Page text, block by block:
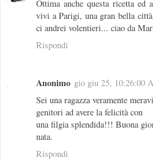
Ottima anche questa ricetta
vivi a Parigi, una gran bella
ci andrei volentieri... ciao da
Rispondi
Anonimo gio giu 25, 10:26:00
Sei una ragazza veramente
genitori ad avere la felicità con
una filgia splendida!!! Buona
nata.
Rispondi